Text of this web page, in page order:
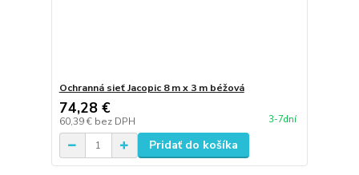
Ochranná sieť Jacopic 8 m x 3 m béžová
74,28 €
60,39 € bez DPH 3-7dní
Pridať do košíka